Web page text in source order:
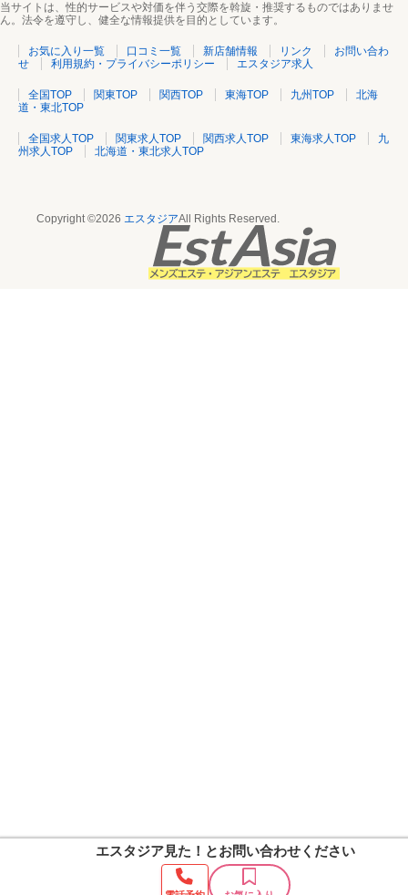
エスタジア見た！ とお問い合わせください
当サイトは、性的サービスや対価を伴う交際を斡旋・推奨するものではありませ
ん。法令を遵守し、健全な情報提供を目的としています。
お気に入り一覧 口コミ一覧 新店舗情報 リンク
お問い合わ
せ
利用規約・プライバシーポリシー エスタジア求人
全国TOP 関東TOP 関西TOP 東海TOP 九州TOP
北海
道・東北TOP
全国求人TOP 関東求人TOP 関西求人TOP 東海求人TOP
九
州求人TOP
北海道・東北求人TOP
Copyright ©2026 エスタジアAll Rights Reserved.